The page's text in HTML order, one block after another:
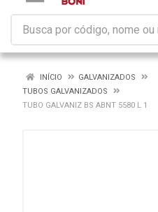
INÍCIO
GALVANIZADOS
TUBOS GALVANIZADOS
TUBO GALVANIZ BS ABNT 5580 L 1